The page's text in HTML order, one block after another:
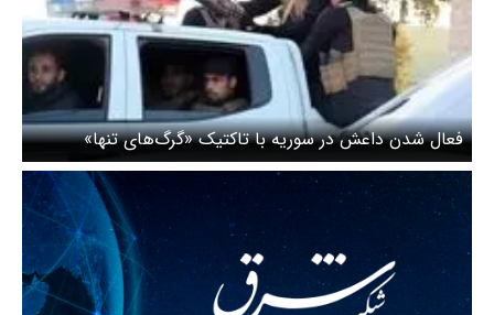
فعال شدن داعش در سوریه با تاکتیک «گرگ‌های تنها»